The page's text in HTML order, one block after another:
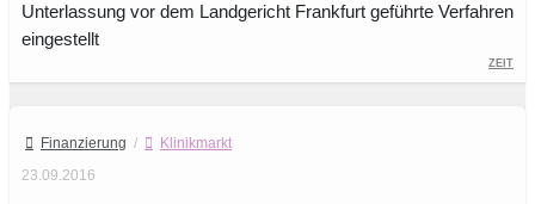
Unterlassung vor dem Landgericht Frankfurt geführte Verfahren
eingestellt
ZEIT
Finanzierung /
Klinikmarkt
23.09.2016